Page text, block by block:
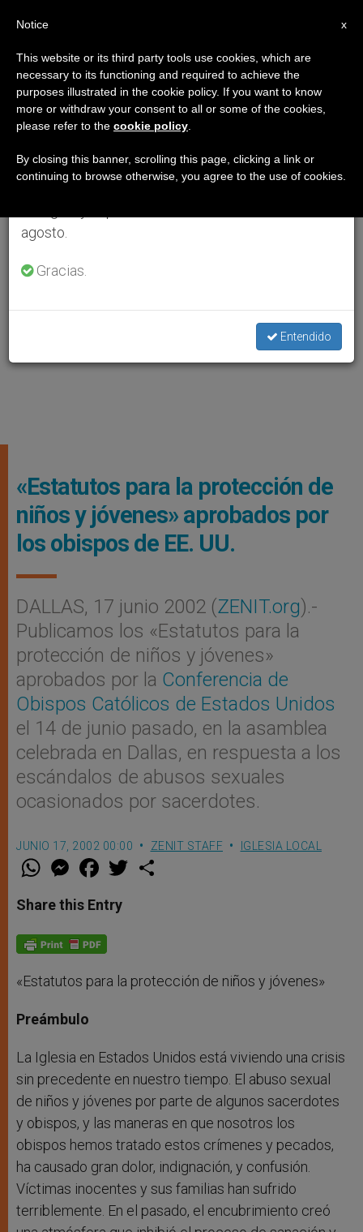
«Estatutos para la protección de
niños y jóvenes» aprobados por
los obispos de EE. UU.
DALLAS, 17 junio 2002 (ZENIT.org).-
Publicamos los «Estatutos para la
protección de niños y jóvenes»
aprobados por la Conferencia de
Obispos Católicos de Estados Unidos
el 14 de junio pasado, en la asamblea
celebrada en Dallas, en respuesta a los
escándalos de abusos sexuales
ocasionados por sacerdotes.
JUNIO 17, 2002 00:00 ZENIT STAFF IGLESIA LOCAL
W
t
s
p
p
M
e
s
e
g
e
F
a
e
b
o
k
w
Share this Entry
«Estatutos para la protección de niños y jóvenes»
Preámbulo
La Iglesia en Estados Unidos está viviendo una crisis
sin precedente en nuestro tiempo. El abuso sexual
de niños y jóvenes por parte de algunos sacerdotes
y obispos, y las maneras en que nosotros los
obispos hemos tratado estos crímenes y pecados,
ha causado gran dolor, indignación, y confusión.
Víctimas inocentes y sus familias han sufrido
terriblemente. En el pasado, el encubrimiento creó
×
Aviso importante
Del 27 de julio al 7 de agosto haremos la pausa
anual, aprovechando que en el periodo de verano
se generan menos informaciones y también el
agosto.
Gracias.
Entendido
x
Notice
This website or its third party tools use cookies, which are
necessary to its functioning and required to achieve the
purposes illustrated in the cookie policy. If you want to know
more or withdraw your consent to all or some of the cookies,
please refer to the cookie policy
By closing this banner, scrolling this page, clicking a link or
continuing to browse otherwise, you agree to the use of cookies.